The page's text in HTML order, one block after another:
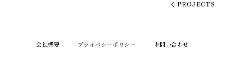
PROJECTS
会社概要 プライバシーポリシー お問い合わせ